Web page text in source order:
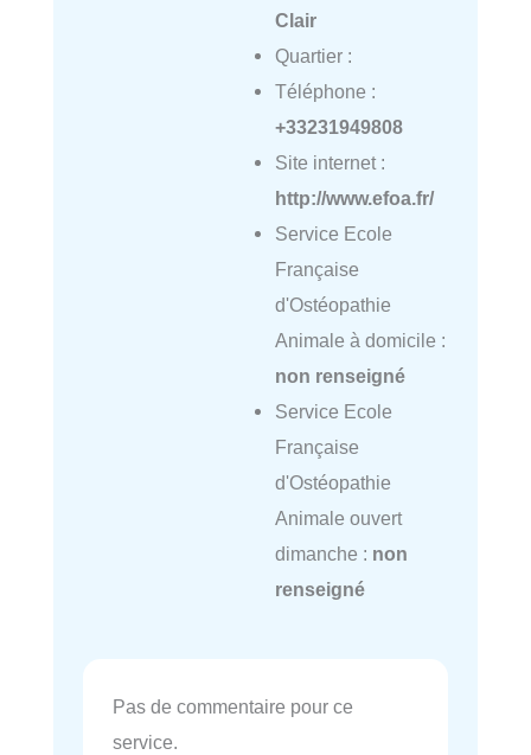
Clair
Quartier :
Téléphone :
+33231949808
Site internet :
http://www.efoa.fr/
Service Ecole
Française
d'Ostéopathie
Animale à domicile :
non renseigné
Service Ecole
Française
d'Ostéopathie
Animale ouvert
dimanche : non
renseigné
Pas de commentaire pour ce
service.